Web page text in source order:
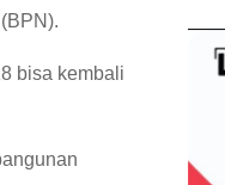
bisa kembali